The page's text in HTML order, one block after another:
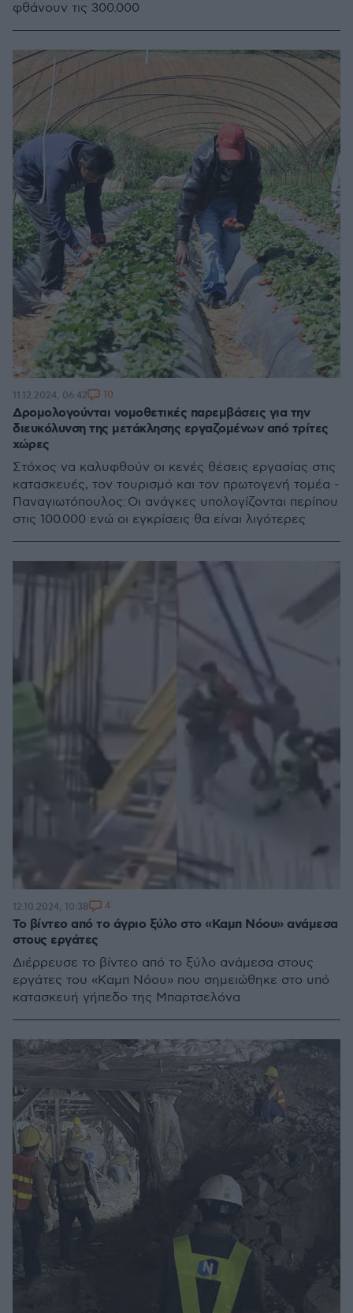
φθάνουν τις 300.000
Δρομολογούνται νομοθετικές παρεμβάσεις για την
διευκόλυνση της μετάκλησης εργαζομένων από τρίτες
χώρες
Στόχος να καλυφθούν οι κενές θέσεις εργασίας στις
κατασκευές, τον τουρισμό και τον πρωτογενή τομέα -
Παναγιωτόπουλος: Οι ανάγκες υπολογίζονται περίπου
στις 100.000 ενώ οι εγκρίσεις θα είναι λιγότερες
11.12.2024, 06:42 10
Το βίντεο από το άγριο ξύλο στο «Καμπ Νόου» ανάμεσα
στους εργάτες
Διέρρευσε το βίντεο από το ξύλο ανάμεσα στους
εργάτες του «Καμπ Νόου» που σημειώθηκε στο υπό
κατασκευή γήπεδο της Μπαρτσελόνα
12.10.2024, 10:38 4